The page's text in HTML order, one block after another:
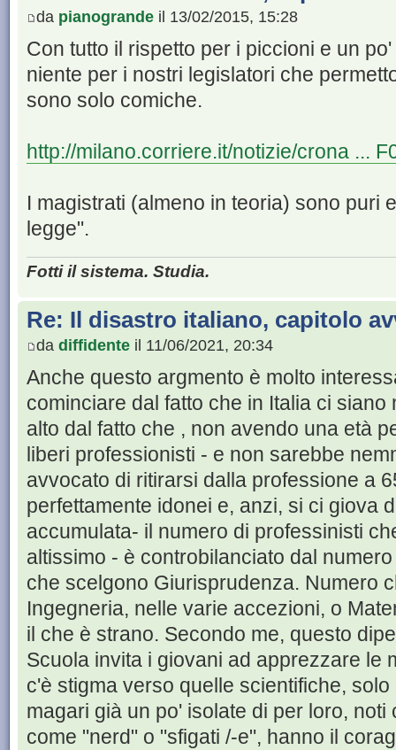
da pianogrande il 13/02/2015, 15:28
Con tutto il rispetto per i piccioni e un
niente per i nostri legislatori che
sono solo comiche.
http://milano.corriere.it/notizie/crona ...
I magistrati (almeno in teoria) sono puri
legge".
Fotti il sistema. Studia.
Re: Il disastro italiano, capitolo
da diffidente il 11/06/2021, 20:34
Anche questo argmento è molto
cominciare dal fatto che in Italia ci
alto dal fatto che , non avendo una età
liberi professionisti - e non sarebbe
avvocato di ritirarsi dalla professione a
perfettamente idonei e, anzi, si ci giova
accumulata- il numero di professinisti
altissimo - è controbilanciato dal
che scelgono Giurisprudenza. Numero
Ingegneria, nelle varie accezioni, o
il che è strano. Secondo me, questo
Scuola invita i giovani ad apprezzare le
c'è stigma verso quelle scientifiche,
magari già un po' isolate di per loro,
come "nerd" o "sfigati /-e", hanno il